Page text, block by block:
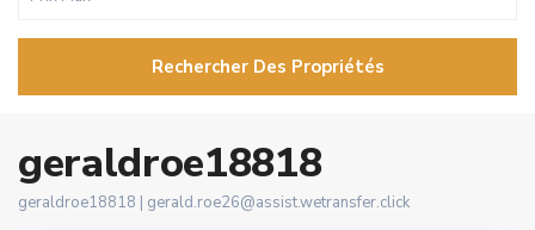
Rechercher Des Propriétés
geraldroe18818
geraldroe18818 | gerald.roe26@assist.wetransfer.click